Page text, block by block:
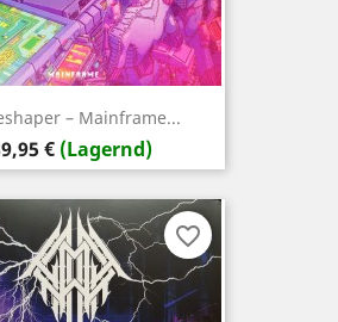
‎– Mainframe...
€ (Lagernd)
favorite_border